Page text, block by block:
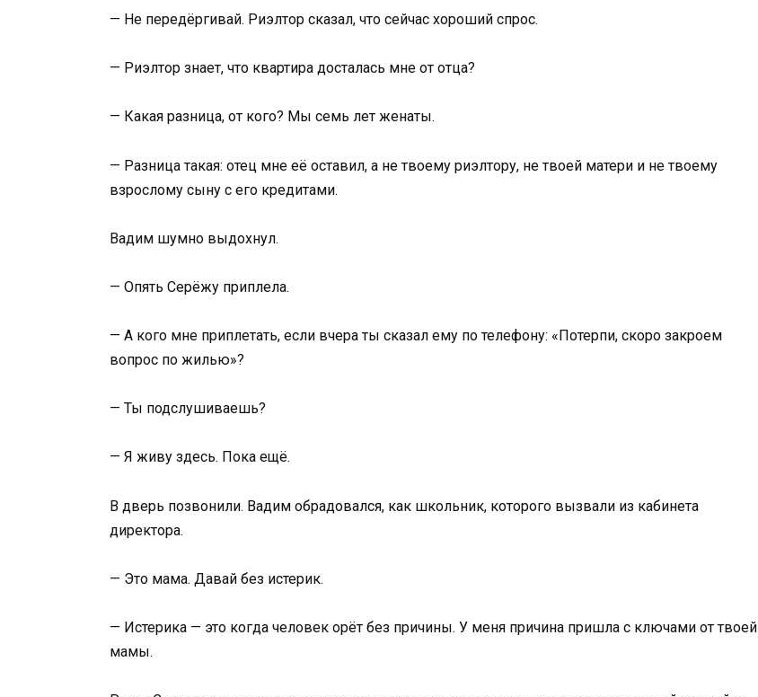
— Не передёргивай. Риэлтор сказал, что сейчас хороший спрос.
— Риэлтор знает, что квартира досталась мне от отца?
— Какая разница, от кого? Мы семь лет женаты.
— Разница такая: отец мне её оставил, а не твоему риэлтору, не твоей матери и не твоему
взрослому сыну с его кредитами.
Вадим шумно выдохнул.
— Опять Серёжу приплела.
— А кого мне приплетать, если вчера ты сказал ему по телефону: «Потерпи, скоро закроем
вопрос по жилью»?
— Ты подслушиваешь?
— Я живу здесь. Пока ещё.
В дверь позвонили. Вадим обрадовался, как школьник, которого вызвали из кабинета
директора.
— Это мама. Давай без истерик.
— Истерика — это когда человек орёт без причины. У меня причина пришла с ключами от твоей
мамы.